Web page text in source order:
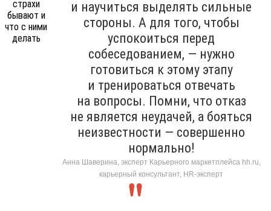
и научиться выделять сильные
стороны. А для того, чтобы
успокоиться перед
собеседованием, — нужно
готовиться к этому этапу
и тренироваться отвечать
на вопросы. Помни, что отказ
не является неудачей, а бояться
неизвестности — совершенно
нормально!
Анна Шаверина, эксперт Карьерного маркетплейса hh.ru,
карьерный консультант, HR-эксперт